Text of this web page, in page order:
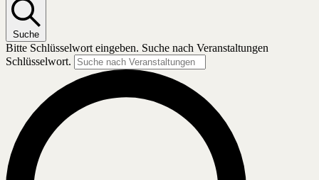
Suche
Bitte Schlüsselwort eingeben. Suche nach Veranstaltungen
Schlüsselwort.